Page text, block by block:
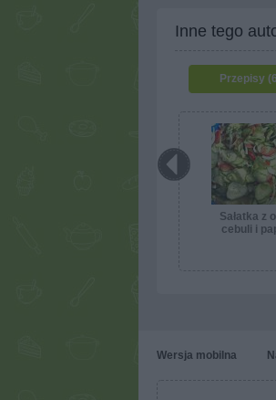
Inne tego
Przepisy
Sałatka z
cebuli i
Wersja mobilna